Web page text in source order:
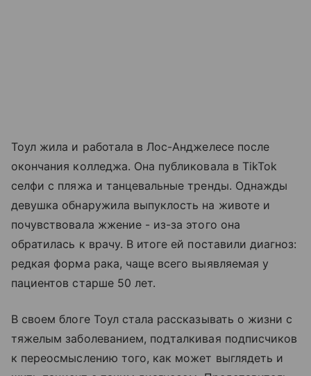
Тоул жила и работала в Лос-Анджелесе после
окончания колледжа. Она публиковала в TikTok
селфи с пляжа и танцевальные тренды. Однажды
девушка обнаружила выпуклость на животе и
почувствовала жжение - из-за этого она
обратилась к врачу. В итоге ей поставили диагноз:
редкая форма рака, чаще всего выявляемая у
пациентов старше 50 лет.
В своем блоге Тоул стала рассказывать о жизни с
тяжелым заболеванием, подталкивая подписчиков
к переосмыслению того, как может выглядеть и